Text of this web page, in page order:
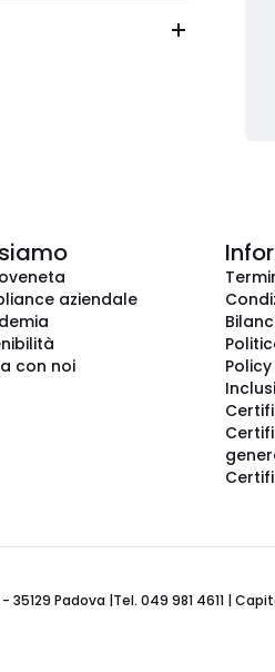
aziendale
con noi
Padova |Tel. 049 981 4611 |